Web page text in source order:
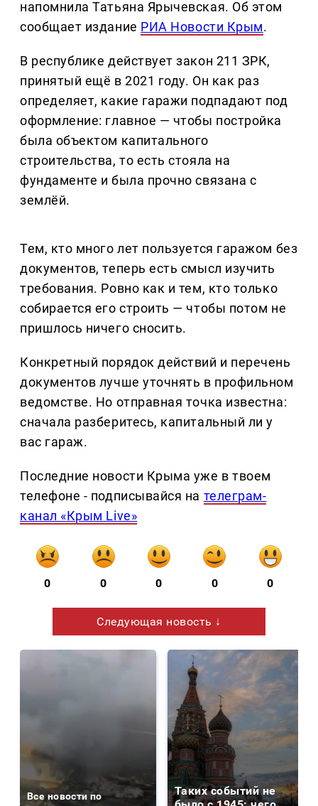
напомнила Татьяна Ярычевская. Об этом
сообщает издание РИА Новости Крым.
В республике действует закон 211 ЗРК,
принятый ещё в 2021 году. Он как раз
определяет, какие гаражи подпадают под
оформление: главное — чтобы постройка
была объектом капитального
строительства, то есть стояла на
фундаменте и была прочно связана с
землёй.
Тем, кто много лет пользуется гаражом без
документов, теперь есть смысл изучить
требования. Ровно как и тем, кто только
собирается его строить — чтобы потом не
пришлось ничего сносить.
Конкретный порядок действий и перечень
документов лучше уточнять в профильном
ведомстве. Но отправная точка известна:
сначала разберитесь, капитальный ли у
вас гараж.
Последние новости Крыма уже в твоем
телефоне - подписывайся на телеграм-
канал «Крым Live»
0 0 0 0 0
Следующая новость ↓
Все новости по
Таких событий не